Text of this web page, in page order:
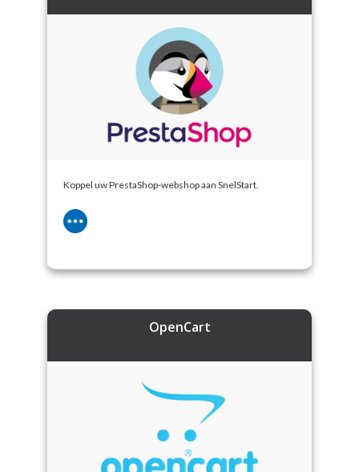
Koppel uw PrestaShop-webshop aan SnelStart.
OpenCart